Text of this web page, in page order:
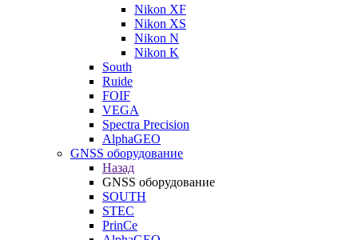
Nikon XF
Nikon XS
Nikon N
Nikon K
South
Ruide
FOIF
VEGA
Spectra Precision
AlphaGEO
GNSS оборудование
Назад
GNSS оборудование
SOUTH
STEC
PrinCe